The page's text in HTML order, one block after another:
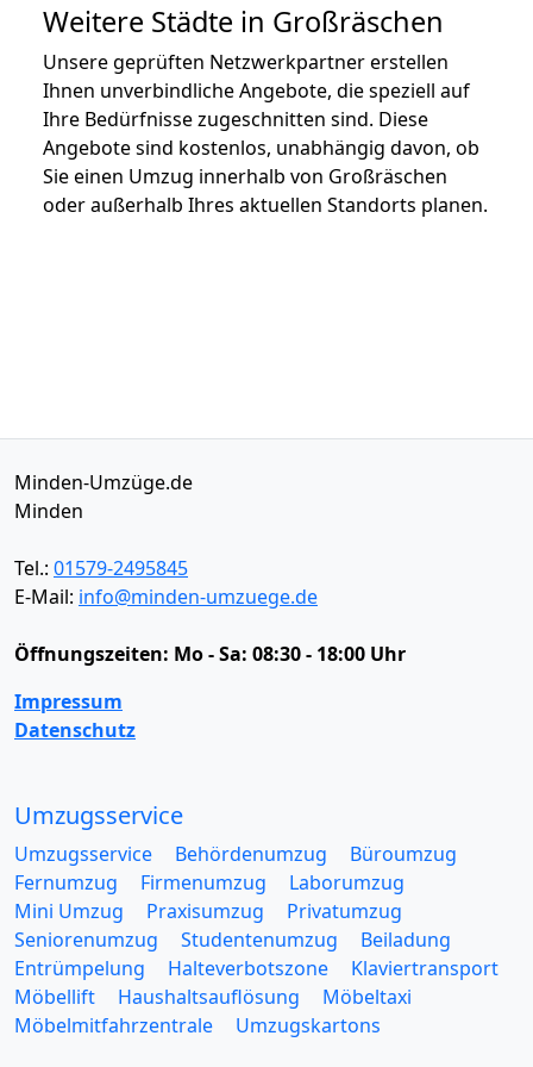
Weitere Städte in Großräschen
Unsere geprüften Netzwerkpartner erstellen
Ihnen unverbindliche Angebote, die speziell auf
Ihre Bedürfnisse zugeschnitten sind. Diese
Angebote sind kostenlos, unabhängig davon, ob
Sie einen Umzug innerhalb von Großräschen
oder außerhalb Ihres aktuellen Standorts planen.
Minden-Umzüge.de
Minden
Tel.: 01579-2495845
E-Mail: info@minden-umzuege.de
Öffnungszeiten: Mo - Sa: 08:30 - 18:00 Uhr
Impressum
Datenschutz
Umzugsservice
Umzugsservice Behördenumzug
Büroumzug
Fernumzug
Firmenumzug
Laborumzug
Mini Umzug
Praxisumzug
Privatumzug
Seniorenumzug
Studentenumzug
Beiladung
Entrümpelung
Halteverbotszone
Klaviertransport
Möbellift
Haushaltsauflösung
Möbeltaxi
Möbelmitfahrzentrale
Umzugskartons